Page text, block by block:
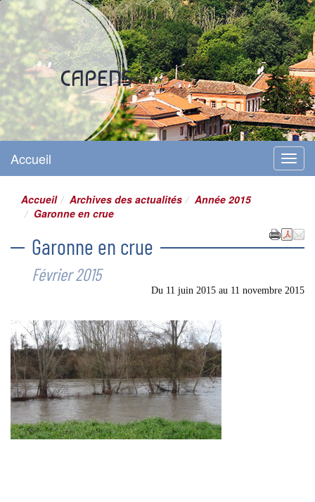
CAPENS
Site officiel
Menu
Accueil
Accueil Archives des actualités
Année 2015
Garonne en crue
Garonne en crue
Février 2015
Du 11 juin 2015 au 11 novembre 2015